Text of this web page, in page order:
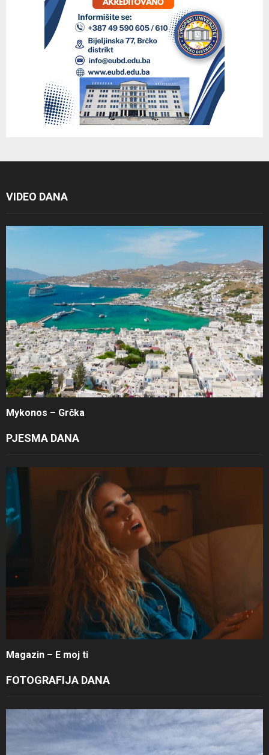
VIDEO DANA
Mykonos – Grčka
PJESMA DANA
Magazin – E moj ti
FOTOGRAFIJA DANA